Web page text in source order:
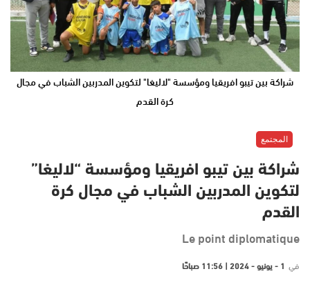
شراكة بين تيبو افريقيا ومؤسسة "لاليغا" لتكوين المدربين الشباب في مجال
كرة القدم
المجتمع
شراكة بين تيبو افريقيا ومؤسسة “لاليغا”
لتكوين المدربين الشباب في مجال كرة
القدم
Le point diplomatique
في 1 - يونيو - 2024 | 11:56 صباحًا